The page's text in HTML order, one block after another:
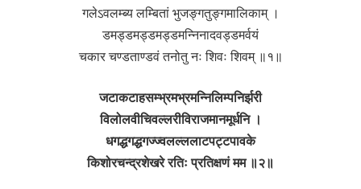
गलेऽवलम्ब्य लम्बितां भुजङ्गतुङ्गमालिकाम् ।
डमड्डमड्डमड्डमन्निनादवड्डमर्वयं
चकार चण्डताण्डवं तनोतु नः शिवः शिवम् ॥१॥
जटाकटाहसम्भ्रमभ्रमन्निलिम्पनिर्झरी
विलोलवीचिवल्लरीविराजमानमूर्धनि ।
धगद्धगद्धगज्ज्वलल्ललाटपट्टपावके
किशोरचन्द्रशेखरे रतिः प्रतिक्षणं मम ॥२॥